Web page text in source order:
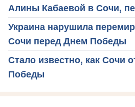
Алины Кабаевой в Сочи,
Украина нарушила
Сочи перед Днем Победы
Стало известно, как Сочи
Победы